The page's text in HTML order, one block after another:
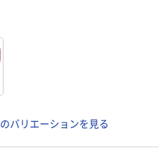
バリエーションを見る